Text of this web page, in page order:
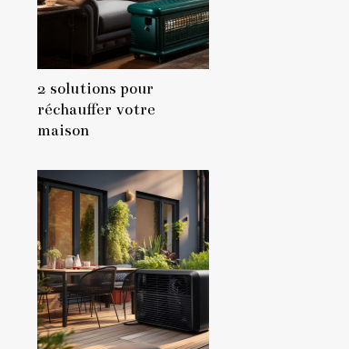
2 solutions pour
réchauffer votre
maison